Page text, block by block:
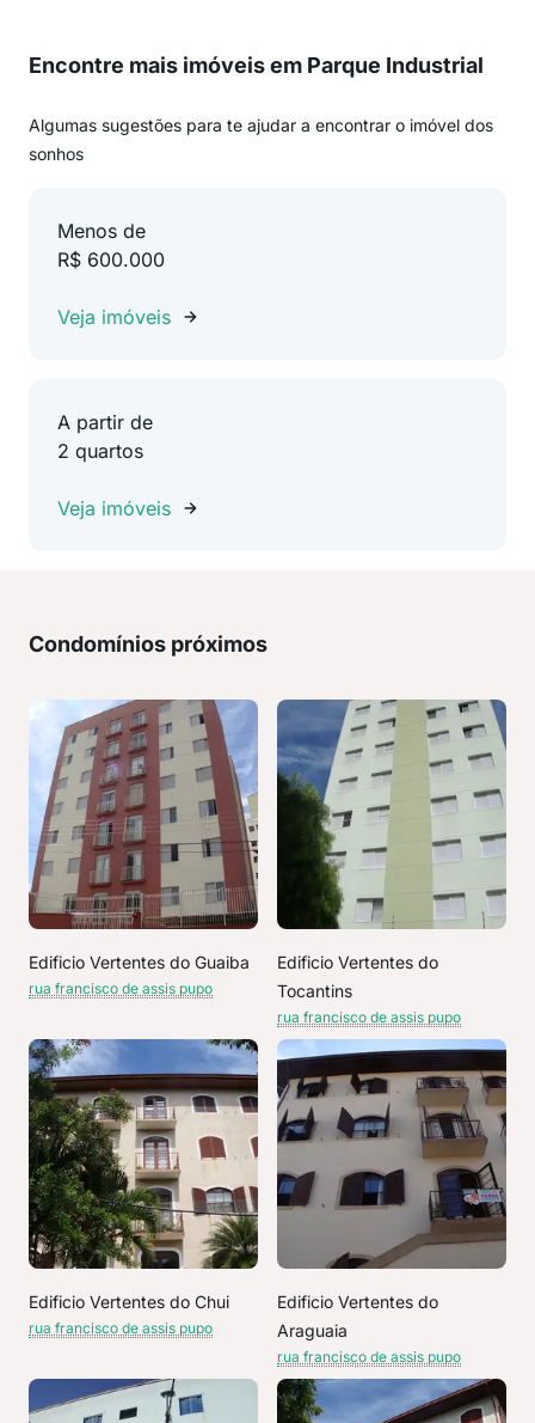
Encontre mais imóveis em Parque Industrial
Algumas sugestões para te ajudar a encontrar o imóvel dos
sonhos
Menos de
R$ 600.000
Veja imóveis
A partir de
2 quartos
Veja imóveis
Condomínios próximos
Edificio Vertentes do Guaiba
rua francisco de assis pupo
Edificio Vertentes do
Tocantins
rua francisco de assis pupo
Edificio Vertentes do Chui
rua francisco de assis pupo
Edificio Vertentes do
Araguaia
rua francisco de assis pupo